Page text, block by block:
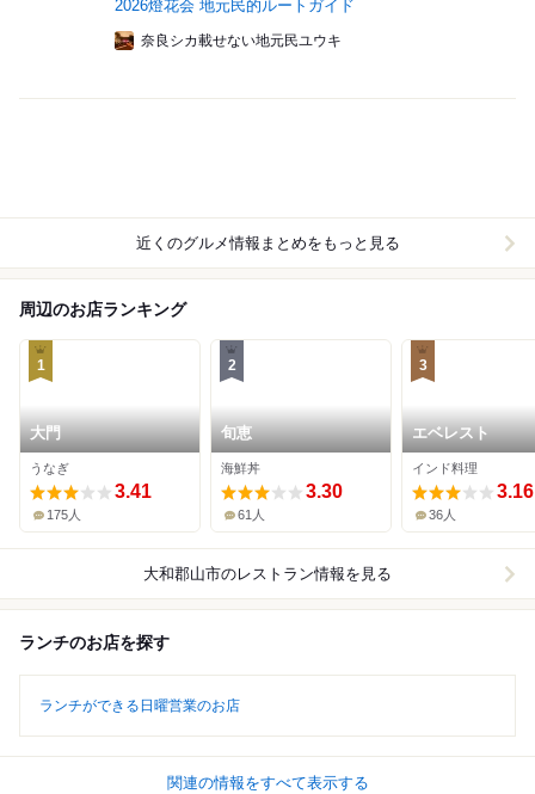
2026燈花会 地元民的ルートガイド
奈良シカ載せない地元民ユウキ
近くのグルメ情報まとめをもっと見る
周辺のお店ランキング
1
大門
うなぎ
3.41
175人
2
旬恵
海鮮丼
3.30
61人
3
エベレスト
インド料理
3.16
36人
大和郡山市のレストラン情報を見る
ランチのお店を探す
ランチができる日曜営業のお店
関連の情報をすべて表示する